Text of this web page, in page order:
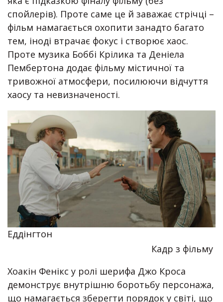
спойлерів). Проте саме це й заважає стрічці –
фільм намагається охопити занадто багато
тем, іноді втрачає фокус і створює хаос.
Проте музика Боббі Крілика та Деніела
Пембертона додає фільму містичної та
тривожної атмосфери, посилюючи відчуття
хаосу та невизначеності.
Еддінгтон
Кадр з фільму
Хоакін Фенікс у ролі шерифа Джо Кроса
демонструє внутрішню боротьбу персонажа,
що намагається зберегти порядок у світі, що